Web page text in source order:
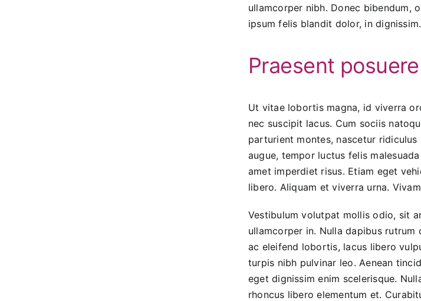
ullamcorper nibh. Donec bibendum,
ipsum felis blandit dolor, in dignissim.
Praesent
Ut vitae lobortis magna, id viverra
nec suscipit lacus. Cum sociis
parturient montes, nascetur ridiculus
augue, tempor luctus felis
amet imperdiet risus. Etiam eget
libero. Aliquam et viverra urna.
Vestibulum volutpat mollis odio, sit
ullamcorper in. Nulla dapibus
ac eleifend lobortis, lacus libero
turpis nibh pulvinar leo. Aenean
eget dignissim enim scelerisque.
rhoncus libero elementum et.